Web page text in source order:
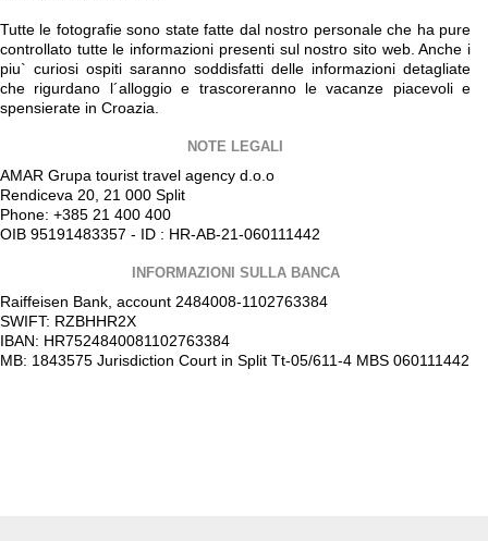
Tutte le fotografie sono state fatte dal nostro personale che ha pure
controllato tutte le informazioni presenti sul nostro sito web. Anche i
piu` curiosi ospiti saranno soddisfatti delle informazioni detagliate
che rigurdano l´alloggio e trascoreranno le vacanze piacevoli e
spensierate in Croazia.
NOTE LEGALI
AMAR Grupa tourist travel agency d.o.o
Rendiceva 20, 21 000 Split
Phone: +385 21 400 400
OIB 95191483357 - ID : HR-AB-21-060111442
INFORMAZIONI SULLA BANCA
Raiffeisen Bank, account 2484008-1102763384
SWIFT: RZBHHR2X
IBAN: HR7524840081102763384
MB: 1843575 Jurisdiction Court in Split Tt-05/611-4 MBS 060111442